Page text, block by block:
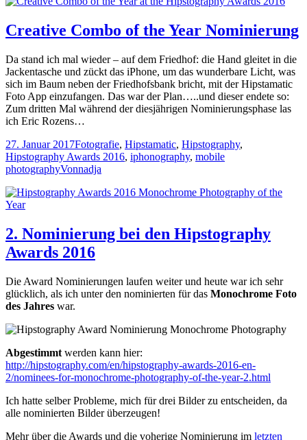
Creative Combo of the Year Nominierung
Da stand ich mal wieder – auf dem Friedhof: die Hand gleitet in die
Jackentasche und zückt das iPhone, um das wunderbare Licht, was
sich im Baum neben der Friedhofsbank bricht, mit der Hipstamatic
Foto App einzufangen. Das war der Plan…..und dieser endete so:
Zum dritten Mal während der diesjährigen Nominierungsphase las
ich Eric Rozens…
27. Januar 2017Fotografie, Hipstamatic, Hipstography,
Hipstography Awards 2016, iphonography, mobile
photographyVonnadja
2. Nominierung bei den Hipstography
Awards 2016
Die Award Nominierungen laufen weiter und heute war ich sehr
glücklich, als ich unter den nominierten für das Monochrome Foto
des Jahres war.
Abgestimmt werden kann hier:
http://hipstography.com/en/hipstography-awards-2016-en-
2/nominees-for-monochrome-photography-of-the-year-2.html
Ich hatte selber Probleme, mich für drei Bilder zu entscheiden, da
alle nominierten Bilder überzeugen!
Mehr über die Awards und die voherige Nominierung im letzten